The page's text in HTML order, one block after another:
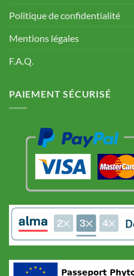
Politique de confidentialité
Mentions légales
F.A.Q.
PAIEMENT SÉCURISÉ